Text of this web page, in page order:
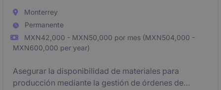
chain.Monterrey
Permanente
MXN42,000 - MXN50,000 por mes (MXN504,000 -
MXN600,000 per year)
Asegurar la disponibilidad de materiales para
producción mediante la gestión de órdenes de